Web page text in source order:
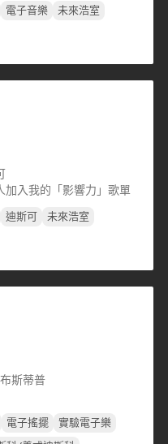
電子音樂
未來浩室
加入我的「影響力」歌單
迪斯可
未來浩室
斯蒂普
電子搖擺
實驗電子樂